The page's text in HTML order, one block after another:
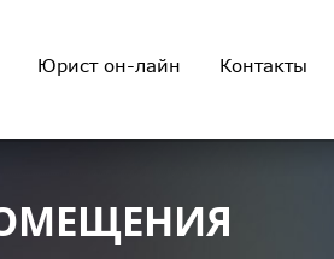
Юрист он-лайн Контакты